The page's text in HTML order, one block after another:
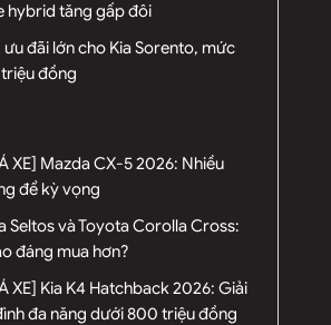
hybrid tăng gấp đôi
đãi lớn cho Kia Sorento, mức
đồng
XE] Mazda CX-5 2026: Nhiều
để kỳ vọng
Seltos và Toyota Corolla Cross:
đáng mua hơn?
XE] Kia K4 Hatchback 2026: Giải
đa năng dưới 800 triệu đồng